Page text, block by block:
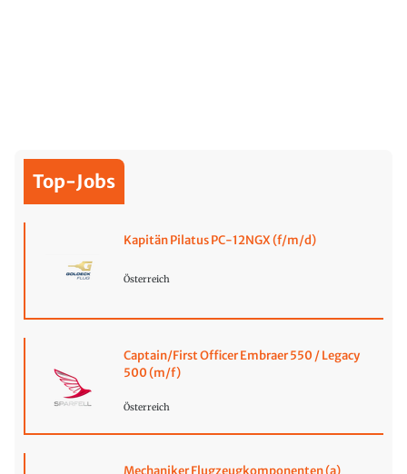
Top-Jobs
Kapitän Pilatus PC-12NGX (f/m/d)
Österreich
Captain/First Officer Embraer 550 / Legacy
500 (m/f)
Österreich